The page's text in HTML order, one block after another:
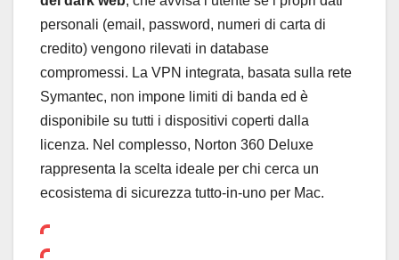
personali (email, password, numeri di carta di
credito) vengono rilevati in database
compromessi. La VPN integrata, basata sulla rete
Symantec, non impone limiti di banda ed è
disponibile su tutti i dispositivi coperti dalla
licenza. Nel complesso, Norton 360 Deluxe
rappresenta la scelta ideale per chi cerca un
ecosistema di sicurezza tutto-in-uno per Mac.